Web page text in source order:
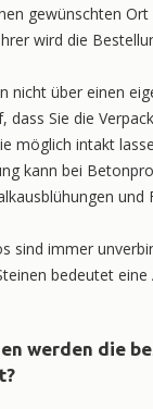
gewünschten Ort
wird die
nicht über einen
dass Sie die
möglich intakt
kann bei
und
sind immer
bedeutet eine
werden die